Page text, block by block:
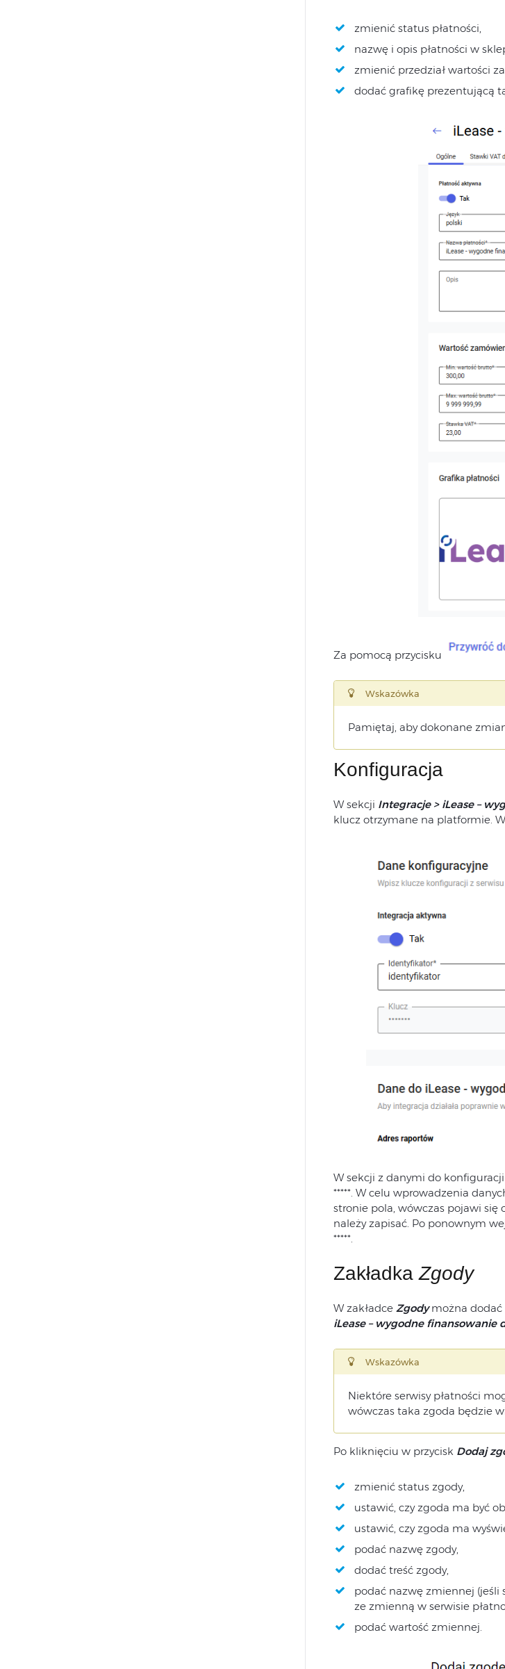
zmienić status płatności,
nazwę i opis płatności w
zmienić przedział wartości
dodać grafikę prezentującą
Za pomocą przycisku
Wskazówka
Pamiętaj, aby dokonane
Konfiguracja
W sekcji Integracje > iLease –
klucz otrzymane na platformie.
W sekcji z danymi do
*****. W celu wprowadzenia
stronie pola, wówczas pojawi
należy zapisać. Po ponownym
*****.
ZakładkaZgody
W zakładce Zgody można dodać
iLease – wygodne finansowanie
Wskazówka
Niektóre serwisy płatności
wówczas taka zgoda będzie
Po kliknięciu w przycisk Dodaj
zmienić status zgody,
ustawić, czy zgoda ma być
ustawić, czy zgoda ma
podać nazwę zgody,
dodać treść zgody,
podać nazwę zmiennej (jeśli
ze zmienną w serwisie
podać wartość zmiennej.